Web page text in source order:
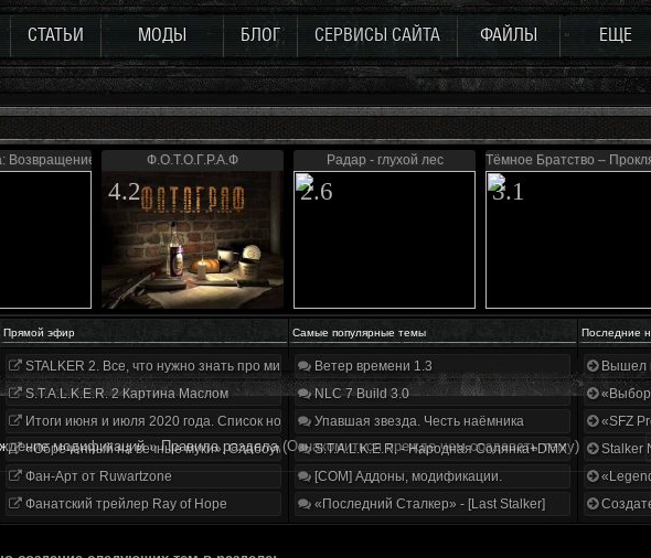
СТАТЬИ МОДЫ БЛОГ СЕРВИСЫ САЙТА ФАЙЛЫ ЕЩЕ
Возвращение Ф.О.Т.О.Г.Р.А.Ф
4.2
Радар - глухой лес
2.6
Тёмное Братство –
3.1
Прямой эфир Самые популярные темы Последние
STALKER 2. Все, что нужно знать про мир, геймплей и сюжет | Разбор трейлера
S.T.A.L.K.E.R. 2 Картина Маслом
Итоги июня и июля 2020 года. Список нововведений
«Обречённый на вечные муки». Слабоумие и отвага
Фан-Арт от Ruwartzone
Фанатский трейлер Ray of Hope
Ветер времени 1.3
NLC 7 Build 3.0
Упавшая звезда. Честь наёмника
S.T.A.L.K.E.R. - Народная Солянка+DMX
[COM] Аддоны, модификации.
«Последний Сталкер» - [Last Stalker]
Вышел
«SFZ
Stalker
модификаций » Правила раздела (Ознакомиться прежде чем создавать тему)